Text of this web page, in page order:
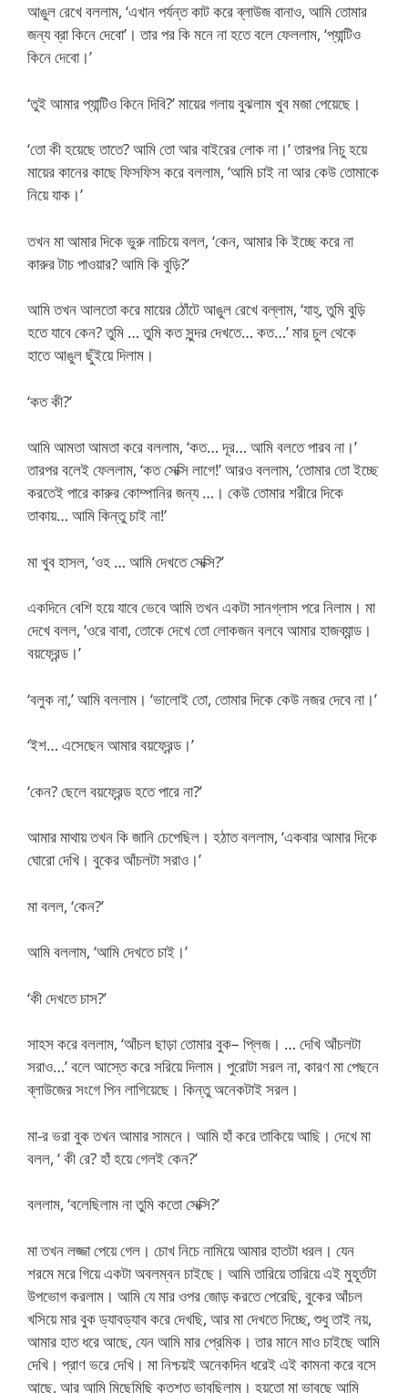
আঙুল রেখে বললাম, ‘এখান পর্যন্ত কাট করে ব্লাউজ বানাও, আমি তোমার
জন্য ব্রা কিনে দেবো’। তার পর কি মনে না হতে বলে ফেললাম, ‘প্যান্টিও
কিনে দেবো।’
‘তুই আমার প্যান্টিও কিনে দিবি?’ মায়ের গলায় বুঝলাম খুব মজা পেয়েছে।
‘তো কী হয়েছে তাতে? আমি তো আর বাইরের লোক না।’ তারপর নিচু হয়ে
মায়ের কানের কাছে ফিসফিস করে বললাম, ‘আমি চাই না আর কেউ তোমাকে
নিয়ে যাক।’
তখন মা আমার দিকে ভুরু নাচিয়ে বলল, ‘কেন, আমার কি ইচ্ছে করে না
কারুর টাচ পাওয়ার? আমি কি বুড়ি?’
আমি তখন আলতো করে মায়ের ঠোঁটে আঙুল রেখে বল্লাম, ‘যাহ্‌, তুমি বুড়ি
হতে যাবে কেন? তুমি … তুমি কত সুন্দর দেখতে… কত…’ মার চুল থেকে
হাতে আঙুল ছুঁইয়ে দিলাম।
‘কত কী?’
আমি আমতা আমতা করে বললাম, ‘কত… দূর… আমি বলতে পারব না।’
তারপর বলেই ফেললাম, ‘কত সেক্সি লাগে!’ আরও বললাম, ‘তোমার তো ইচ্ছে
করতেই পারে কারুর কোম্পানির জন্য …। কেউ তোমার শরীরে দিকে
তাকায়… আমি কিন্তু চাই না!’
মা খুব হাসল, ‘ওহ … আমি দেখতে সেক্সি?’
একদিনে বেশি হয়ে যাবে ভেবে আমি তখন একটা সানগ্লাস পরে নিলাম। মা
দেখে বলল, ‘ওরে বাবা, তোকে দেখে তো লোকজন বলবে আমার হাজব্যান্ড।
বয়ফ্রেন্ড।’
‘বলুক না,’ আমি বললাম। ‘ভালোই তো, তোমার দিকে কেউ নজর দেবে না।’
‘ইশ… এসেছেন আমার বয়ফ্রেন্ড।’
‘কেন? ছেলে বয়ফ্রেন্ড হতে পারে না?’
আমার মাথায় তখন কি জানি চেপেছিল। হঠাত বললাম, ‘একবার আমার দিকে
ঘোরো দেখি। বুকের আঁচলটা সরাও।’
মা বলল, ‘কেন?’
আমি বললাম, ‘আমি দেখতে চাই।’
‘কী দেখতে চাস?’
সাহস করে বললাম, ‘আঁচল ছাড়া তোমার বুক– প্লিজ। … দেখি আঁচলটা
সরাও…’ বলে আস্তে করে সরিয়ে দিলাম। পুরোটা সরল না, কারণ মা পেছনে
ব্লাউজের সংগে পিন লাগিয়েছে। কিন্তু অনেকটাই সরল।
মা-র ভরা বুক তখন আমার সামনে। আমি হাঁ করে তাকিয়ে আছি। দেখে মা
বলল, ‘ কী রে? হাঁ হয়ে গেলই কেন?’
বললাম, ‘বলেছিলাম না তুমি কতো সেক্সি?’
মা তখন লজ্জা পেয়ে গেল। চোখ নিচে নামিয়ে আমার হাতটা ধরল। যেন
শরমে মরে গিয়ে একটা অবলম্বন চাইছে। আমি তারিয়ে তারিয়ে এই মুহূর্তটা
উপভোগ করলাম। আমি যে মার ওপর জোড় করতে পেরেছি, বুকের আঁচল
খসিয়ে মার বুক ড্যাবড্যাব করে দেখছি, আর মা দেখতে দিচ্ছে, শুধু তাই নয়,
আমার হাত ধরে আছে, যেন আমি মার প্রেমিক। তার মানে মাও চাইছে আমি
দেখি। প্রাণ ভরে দেখি। মা নিশ্চয়ই অনেকদিন ধরেই এই কামনা করে বসে
আছে, আর আমি মিছেমিছি কতশত ভাবছিলাম। হয়তো মা ভাবছে আমি